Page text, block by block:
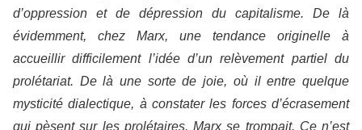
d’oppression et de dépression du capitalisme. De là
évidemment, chez Marx, une tendance originelle à
accueillir difficilement l’idée d’un relèvement partiel du
prolétariat. De là une sorte de joie, où il entre quelque
mysticité dialectique, à constater les forces d’écrasement
qui pèsent sur les prolétaires. Marx se trompait. Ce n’est